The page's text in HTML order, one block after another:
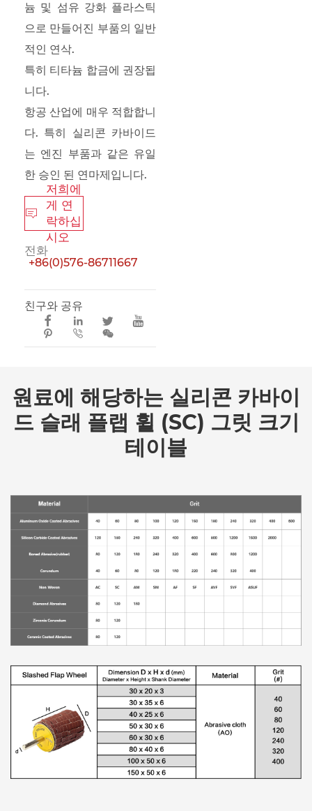
늄 및 섬유 강화 플라스틱
으로 만들어진 부품의 일반
적인 연삭.
특히 티타늄 합금에 권장됩
니다.
항공 산업에 매우 적합합니
다. 특히 실리콘 카바이드
는 엔진 부품과 같은 유일
한 승인 된 연마제입니다.

저희에
게 연
락하십
시오
전화
+86(0)576-86711667
친구와 공유
  


 
원료에 해당하는 실리콘 카바이
드 슬래 플랩 휠 (SC) 그릿 크기
테이블